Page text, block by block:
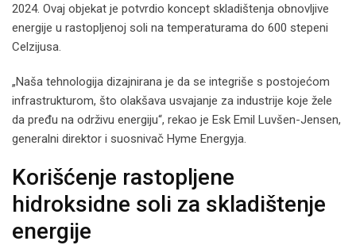
2024. Ovaj objekat je potvrdio koncept skladištenja obnovljive
energije u rastopljenoj soli na temperaturama do 600 stepeni
Celzijusa.
„Naša tehnologija dizajnirana je da se integriše s postojećom
infrastrukturom, što olakšava usvajanje za industrije koje žele
da pređu na održivu energiju“, rekao je Esk Emil Luvšen-Jensen,
generalni direktor i suosnivač Hyme Energyja.
Korišćenje rastopljene
hidroksidne soli za skladištenje
energije